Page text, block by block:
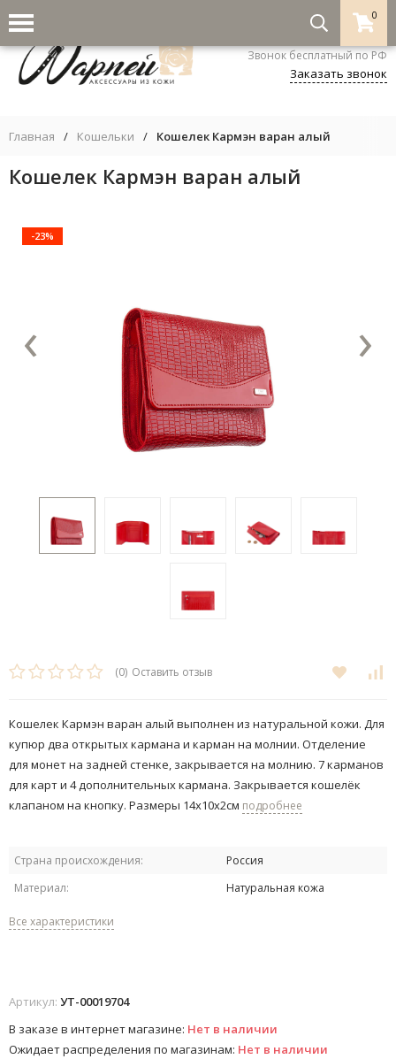
0
8-800-333-5530
Звонок бесплатный по РФ
Заказать звонок
Главная / Кошельки / Кошелек Кармэн варан алый
Кошелек Кармэн варан алый
-23%
‹ ›
(0) Оставить отзыв
Кошелек Кармэн варан алый выполнен из натуральной кожи. Для
купюр два открытых кармана и карман на молнии. Отделение
для монет на задней стенке, закрывается на молнию. 7 карманов
для карт и 4 дополнительных кармана. Закрывается кошелёк
клапаном на кнопку. Размеры 14х10х2см подробнее
Страна происхождения:
Россия
Материал:
Натуральная кожа
Все характеристики
Артикул: УТ-00019704
В заказе в интернет магазине: Нет в наличии
Ожидает распределения по магазинам: Нет в наличии